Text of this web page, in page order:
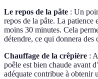
Le repos de la pâte : Un
repos de la pâte. La patience
moins 30 minutes. Cela
détendre, ce qui donnera des
Chauffage de la crêpière :
poêle est bien chaude avant
adéquate contribue à obtenir